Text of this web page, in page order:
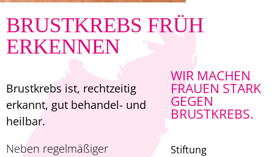
BRUSTKREBS FRÜH
ERKENNEN
Brustkrebs ist, rechtzeitig
erkannt, gut behandel- und
heilbar.
Neben regelmäßiger
WIR MACHEN
FRAUEN STARK
GEGEN
BRUSTKREBS.
Stiftung